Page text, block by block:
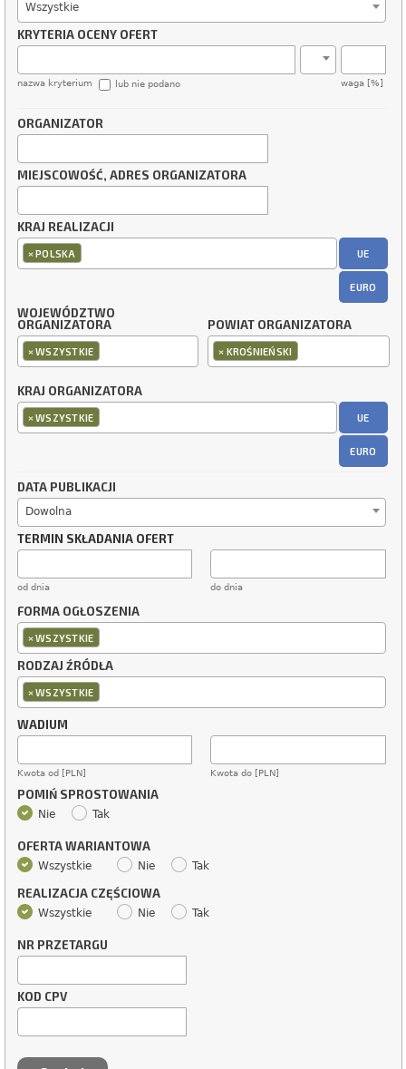
Wszystkie
KRYTERIA OCENY OFERT
nazwa kryterium waga [%]
lub nie podano
ORGANIZATOR
MIEJSCOWOŚĆ, ADRES ORGANIZATORA
KRAJ REALIZACJI
×POLSKA UE
EURO
WOJEWÓDZTWO
ORGANIZATORA
×WSZYSTKIE
POWIAT ORGANIZATORA
× KROŚNIEŃSKI
KRAJ ORGANIZATORA
×WSZYSTKIE UE
EURO
DATA PUBLIKACJI
Dowolna
TERMIN SKŁADANIA OFERT
od dnia do dnia
FORMA OGŁOSZENIA
×WSZYSTKIE
RODZAJ ŹRÓDŁA
×WSZYSTKIE
WADIUM
Kwota od [PLN] Kwota do [PLN]
POMIŃ SPROSTOWANIA
Nie Tak
OFERTA WARIANTOWA
Wszystkie Nie Tak
REALIZACJA CZĘŚCIOWA
Wszystkie Nie Tak
NR PRZETARGU
KOD CPV